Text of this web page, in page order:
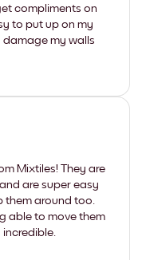
compliments on
to put up on my
my walls
Mixtiles! They are
are super easy
them around too.
able to move them